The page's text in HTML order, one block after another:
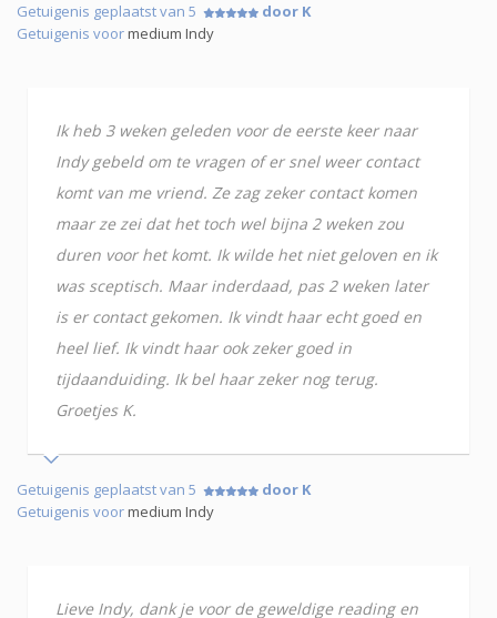
Getuigenis geplaatst van 5
door K
Getuigenis voormedium Indy
Ik heb 3 weken geleden voor de eerste keer naar
Indy gebeld om te vragen of er snel weer contact
komt van me vriend. Ze zag zeker contact komen
maar ze zei dat het toch wel bijna 2 weken zou
duren voor het komt. Ik wilde het niet geloven en ik
was sceptisch. Maar inderdaad, pas 2 weken later
is er contact gekomen. Ik vindt haar echt goed en
heel lief. Ik vindt haar ook zeker goed in
tijdaanduiding. Ik bel haar zeker nog terug.
Groetjes K.
Getuigenis geplaatst van 5
door K
Getuigenis voormedium Indy
Lieve Indy, dank je voor de geweldige reading en